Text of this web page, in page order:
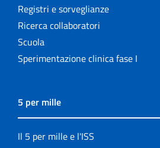
Registri e sorveglianze
Ricerca collaboratori
Scuola
Sperimentazione clinica fase I
5 per mille
Il 5 per mille e l'ISS